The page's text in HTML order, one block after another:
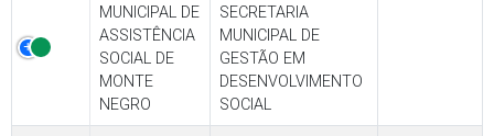
MUNICIPAL DE
ASSISTÊNCIA
SOCIAL DE
MONTE
NEGRO
SECRETARIA
MUNICIPAL DE
GESTÃO EM
DESENVOLVIMENTO
SOCIAL